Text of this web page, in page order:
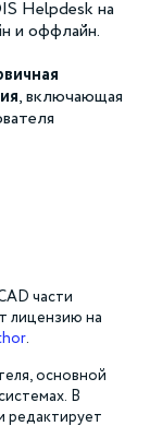
Helpdesk на
и оффлайн.
, включающая
части
лицензию на
.
основной
В
редактирует